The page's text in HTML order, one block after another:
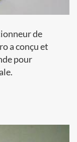
de
a conçu et
pour